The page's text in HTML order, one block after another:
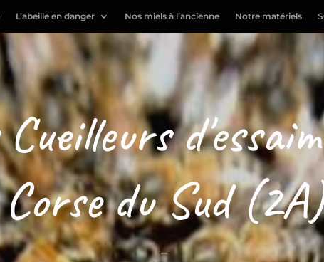
L’abeille en danger Nos miels à l’ancienne Notre matériels
Corse du Sud (2A)
–